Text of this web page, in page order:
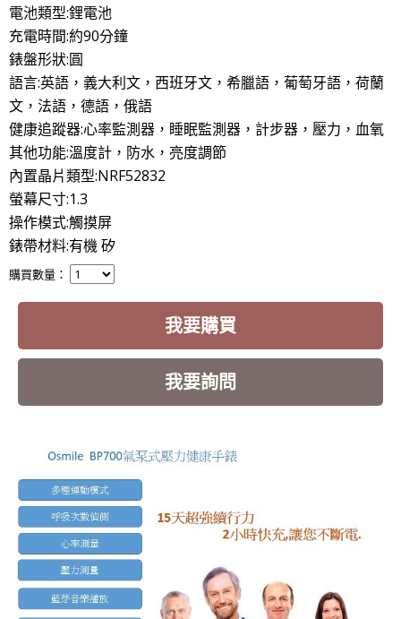
電池類型:鋰電池
充電時間:約90分鐘
錶盤形狀:圓
語言:英語，義大利文，西班牙文，希臘語，葡萄牙語，荷蘭
文，法語，德語，俄語
健康追蹤器:心率監測器，睡眠監測器，計步器，壓力，血氧
其他功能:溫度計，防水，亮度調節
內置晶片類型:NRF52832
螢幕尺寸:1.3
操作模式:觸摸屏
錶帶材料:有機 矽
購買數量：
我要購買
我要詢問